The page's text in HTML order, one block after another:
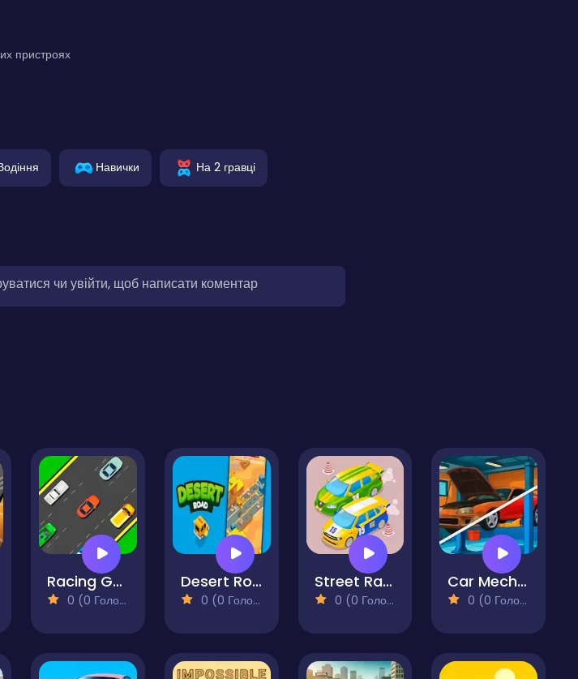
пристроях
Навички На 2 гравці
чи увійти, щоб написати коментар
Racing Game Challenge
0 (0 Голосів)
Desert Road
0 (0 Голосів)
Street Racer Online Game
0 (0 Голосів)
Car Mechanic Simulator 2025
0 (0 Голосів)